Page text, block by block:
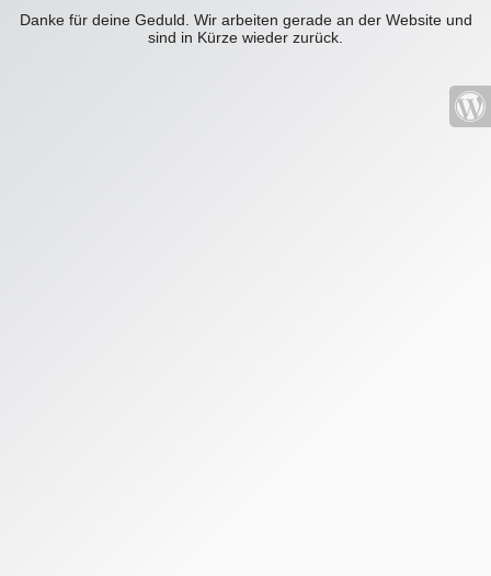
Danke für deine Geduld. Wir arbeiten gerade an der Website und
sind in Kürze wieder zurück.